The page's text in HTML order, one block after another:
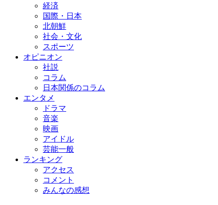
経済
国際・日本
北朝鮮
社会・文化
スポーツ
オピニオン
社説
コラム
日本関係のコラム
エンタメ
ドラマ
音楽
映画
アイドル
芸能一般
ランキング
アクセス
コメント
みんなの感想